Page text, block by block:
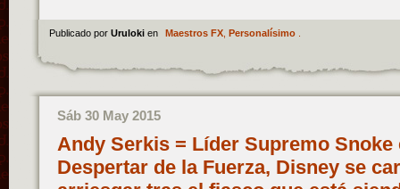
Publicado por Uruloki en Maestros FX, Personalísimo.
Sáb 30 May 2015
Andy Serkis = Líder Supremo Snoke
Despertar de la Fuerza, Disney se